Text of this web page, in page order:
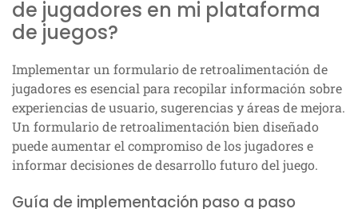
de jugadores en mi plataforma
de juegos?
Implementar un formulario de retroalimentación de
jugadores es esencial para recopilar información sobre
experiencias de usuario, sugerencias y áreas de mejora.
Un formulario de retroalimentación bien diseñado
puede aumentar el compromiso de los jugadores e
informar decisiones de desarrollo futuro del juego.
Guía de implementación paso a paso